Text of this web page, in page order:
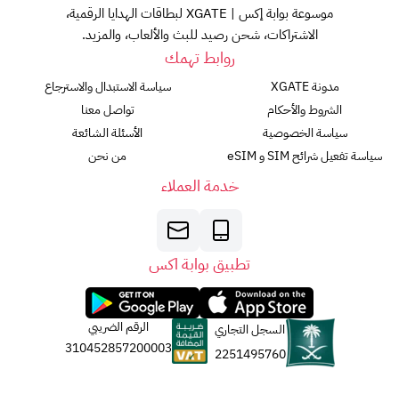
موسوعة بوابة إكس | XGATE لبطاقات الهدايا الرقمية،
الاشتراكات، شحن رصيد للبث والألعاب، والمزيد.
روابط تهمك
مدونة XGATE
الشروط والأحكام
سياسة الخصوصية
سياسة تفعيل شرائح SIM و eSIM
سياسة الاستبدال والاسترجاع
تواصل معنا
الأسئلة الشائعة
من نحن
خدمة العملاء
تطبيق بوابة اكس
السجل التجاري
2251495760
الرقم الضريبي
310452857200003